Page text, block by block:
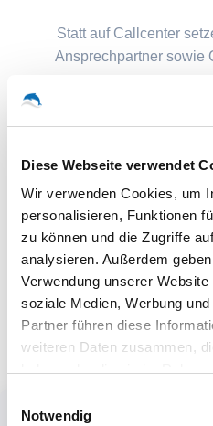
Diese Webseite verwendet
Wir verwenden Cookies, um
personalisieren, Funktionen
zu können und die Zugriffe
analysieren. Außerdem
Verwendung unserer
soziale Medien, Werbung
Partner führen diese
weiteren Daten zusammen,
Notwendig
Statt auf Callcenter
Ansprechpartner sowie